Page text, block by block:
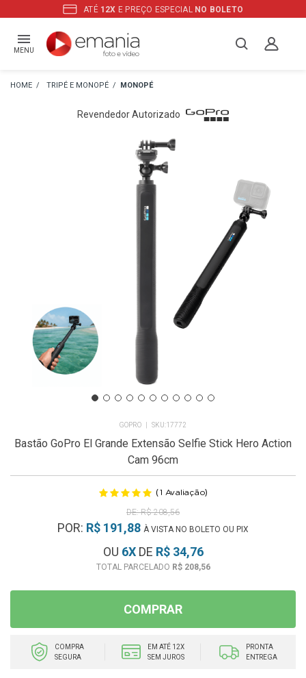
ATÉ 12X E PREÇO ESPECIAL NO BOLETO
MENU
TRIPÉ E MONOPÉ MONOPÉ
Revendedor Autorizado
GOPRO 17772
Bastão GoPro El Grande Extensão Selfie Stick Hero Action
Cam 96cm
(1 Avaliação)
R$ 208,56
POR: R$ 191,88 À VISTA NO BOLETO OU PIX
OU 6XDE R$ 34,76
R$ 208,56
COMPRAR
COMPRA
SEGURA
EM ATÉ 12X
SEM JUROS
PRONTA
ENTREGA